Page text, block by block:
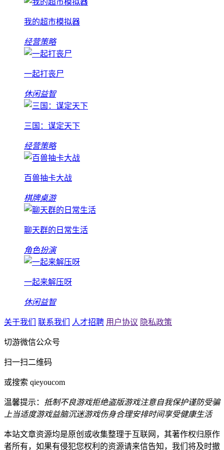
我的超市模拟器
经营策略
一起打丧尸
休闲益智
三国：谋定天下
经营策略
百兽抽卡大战
棋牌桌游
聊天群的日常生活
角色扮演
一起来解压呀
休闲益智
关于我们 联系我们 人才招聘 用户协议 隐私政策
切游微信公众号
扫一扫二维码
或搜索 qieyoucom
温馨提示： 抵制不良游戏拒绝盗版游戏注意自我保护谨防受骗
上当适度游戏益脑沉迷游戏伤身合理安排时间享受健康生活
本站文章资源均是原创或收集整理于互联网，其著作权归原作
者所有，如果有侵犯您权利的资源请来信告知，我们将及时撤